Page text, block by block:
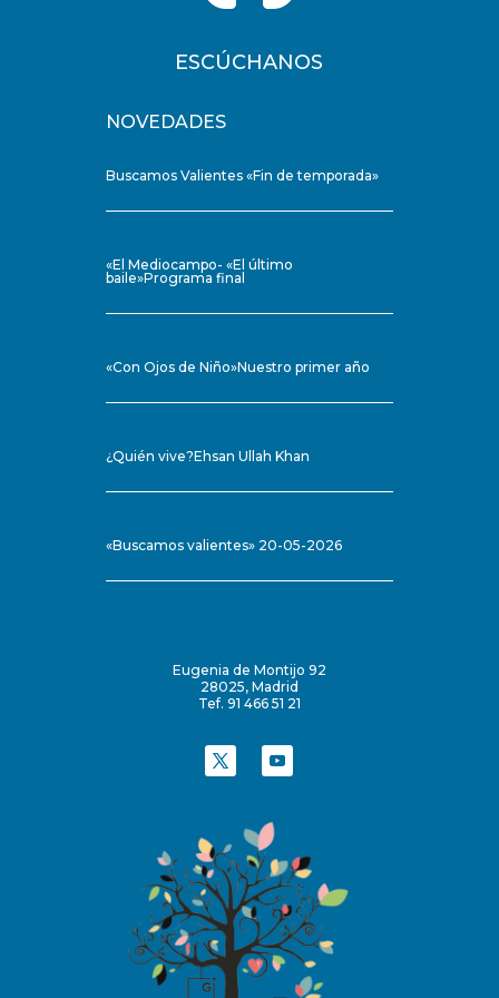
ESCÚCHANOS
NOVEDADES
Buscamos Valientes «Fin de temporada»
«El Mediocampo- «El último
baile»Programa final
«Con Ojos de Niño»Nuestro primer año
¿Quién vive?Ehsan Ullah Khan
«Buscamos valientes» 20-05-2026
Eugenia de Montijo 92
28025, Madrid
Tef. 91 466 51 21